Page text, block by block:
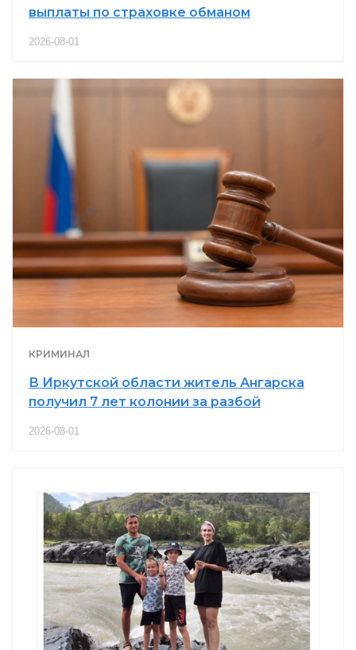
выплаты по страховке обманом
2026-08-01
КРИМИНАЛ
В Иркутской области житель Ангарска
получил 7 лет колонии за разбой
2026-08-01